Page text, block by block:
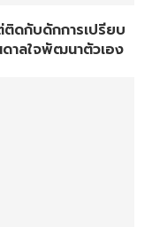
ติดกับดักการเปรียบ
าลใจพัฒนาตัวเอง